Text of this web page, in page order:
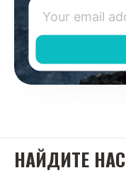
НАЙДИТЕ НАС